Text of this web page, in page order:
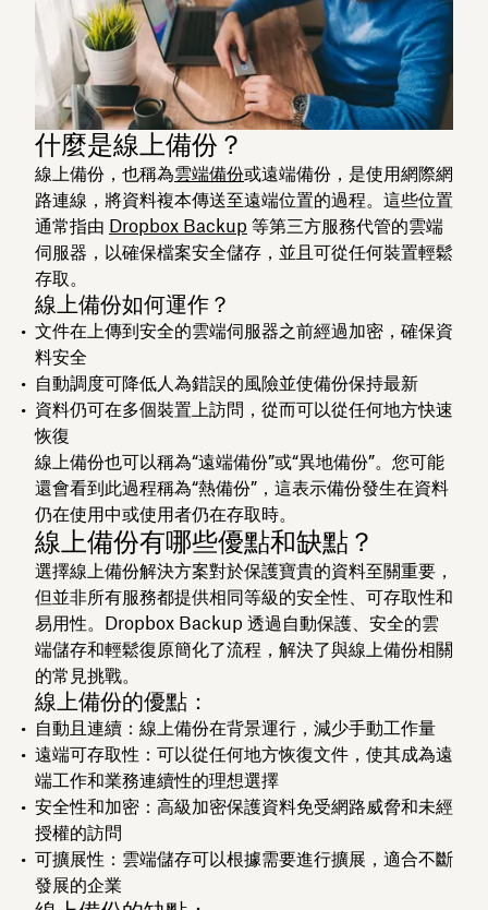
什麼是線上備份？
線上備份，也稱為雲端備份或遠端備份，是使用網際網
路連線，將資料複本傳送至遠端位置的過程。這些位置
通常指由 Dropbox Backup 等第三方服務代管的雲端
伺服器，以確保檔案安全儲存，並且可從任何裝置輕鬆
存取。
線上備份如何運作？
文件在上傳到安全的雲端伺服器之前經過加密，確保資
料安全
自動調度可降低人為錯誤的風險並使備份保持最新
資料仍可在多個裝置上訪問，從而可以從任何地方快速
恢復
線上備份也可以稱為“遠端備份”或“異地備份”。您可能
還會看到此過程稱為“熱備份”，這表示備份發生在資料
仍在使用中或使用者仍在存取時。
線上備份有哪些優點和缺點？
選擇線上備份解決方案對於保護寶貴的資料至關重要，
但並非所有服務都提供相同等級的安全性、可存取性和
易用性。Dropbox Backup 透過自動保護、安全的雲
端儲存和輕鬆復原簡化了流程，解決了與線上備份相關
的常見挑戰。
線上備份的優點：
自動且連續：線上備份在背景運行，減少手動工作量
遠端可存取性：可以從任何地方恢復文件，使其成為遠
端工作和業務連續性的理想選擇
安全性和加密：高級加密保護資料免受網路威脅和未經
授權的訪問
可擴展性：雲端儲存可以根據需要進行擴展，適合不斷
發展的企業